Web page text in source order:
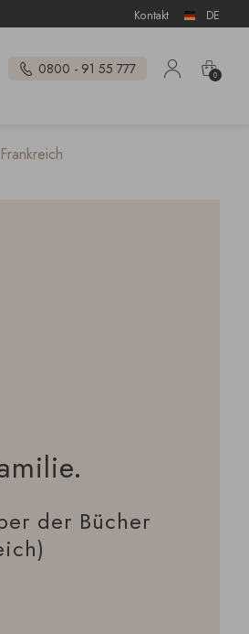
Kontakt DE
0800 - 91 55 777 0
der Bücher